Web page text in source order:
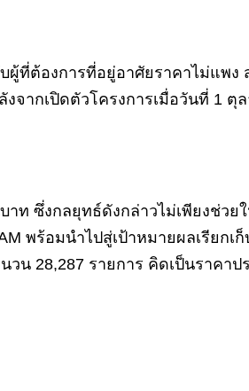
ผู้ที่ต้องการที่อยู่อาศัยราคาไม่แพ
จากเปิดตัวโครงการเมื่อวันที่ 1
ท ซึ่งกลยุทธ์ดังกล่าวไม่เพียงช่ว
พร้อมนำไปสู่เป้าหมายผลเรีย
น 28,287 รายการ คิดเป็นราคาป